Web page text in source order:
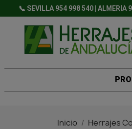
📞 SEVILLA 954 998 540 | ALMERÍA
Inicio Herrajes